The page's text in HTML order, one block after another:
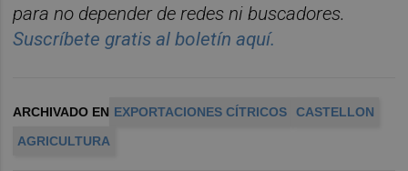
para no depender de redes ni buscadores.
Suscríbete gratis al boletín aquí.
ARCHIVADO EN EXPORTACIONES CÍTRICOS
CASTELLON
AGRICULTURA